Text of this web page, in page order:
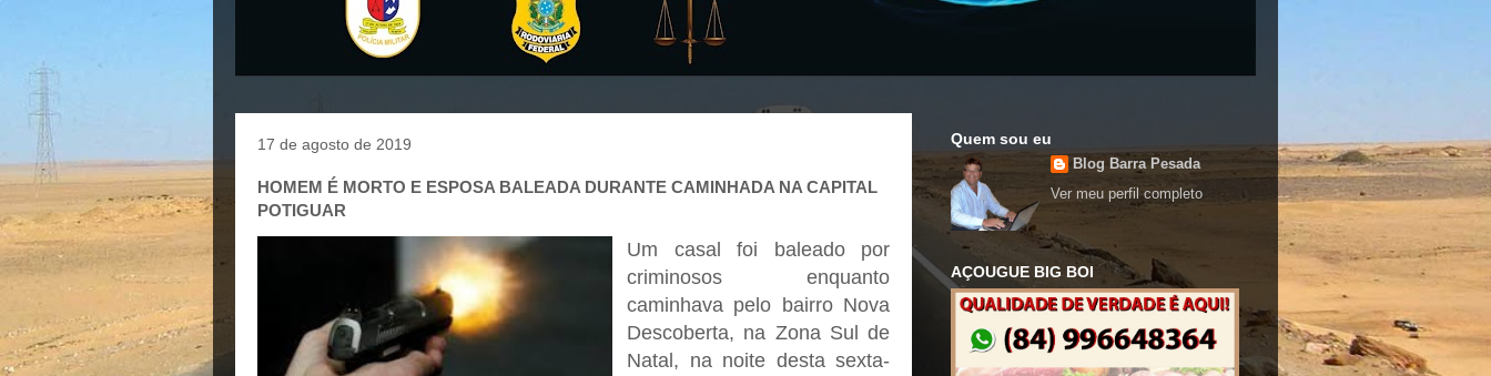
17 de agosto de 2019
HOMEM É MORTO E ESPOSA BALEADA DURANTE CAMINHADA NA CAPITAL
POTIGUAR
Um casal foi baleado por
criminosos enquanto
caminhava pelo bairro Nova
Descoberta, na Zona Sul de
Natal, na noite desta sexta-
Quem sou eu
Blog Barra Pesada
Ver meu perfil completo
AÇOUGUE BIG BOI